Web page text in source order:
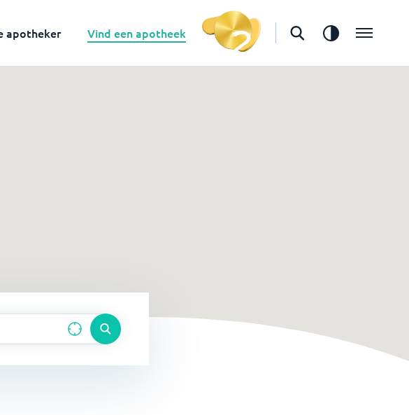
apotheker Vind een apotheek